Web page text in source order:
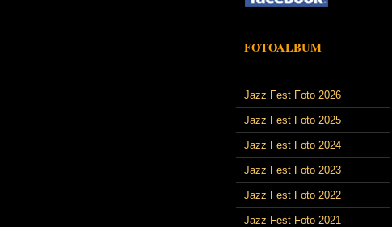
FOTOALBUM
Jazz Fest Foto 2026
Jazz Fest Foto 2025
Jazz Fest Foto 2024
Jazz Fest Foto 2023
Jazz Fest Foto 2022
Jazz Fest Foto 2021